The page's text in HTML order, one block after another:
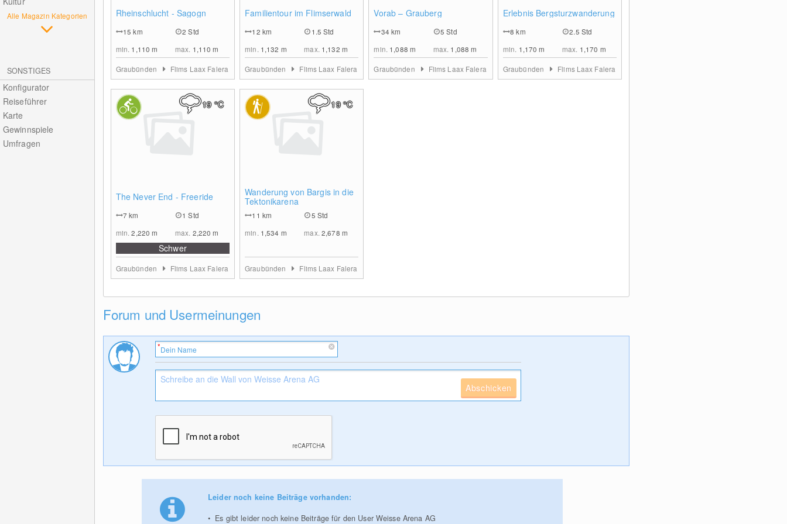
Alle Magazin Kategorien
SONSTIGES
Konfigurator
Reiseführer
Karte
Gewinnspiele
Umfragen
Rheinschlucht - Sagogn
15km
2 Std
min. 1,110m max. 1,110m
Graubünden Flims Laax Falera
Familientour im Flimserwald
12 km
1.5 Std
min. 1,132 m max. 1,132 m
Graubünden Flims Laax Falera
Vorab – Grauberg
34km
5 Std
min. 1,088m max. 1,088m
Graubünden Flims Laax Falera
Erlebnis Bergsturzwanderung
8km
2.5 Std
min. 1,170m max. 1,170 m
Graubünden Flims Laax Falera
The Never End - Freeride
7km
1 Std
min.2,220m max. 2,220m
Schwer
19°C
Graubünden Flims Laax Falera
Wanderung von Bargis in die
Tektonikarena
11 km
5 Std
min. 1,534 m max. 2,678 m
19°C
Graubünden Flims Laax Falera
Forum und Usermeinungen
Abschicken
Leider noch keine Beiträge vorhanden:
Es gibt leider noch keine Beiträge für den User Weisse Arena AG